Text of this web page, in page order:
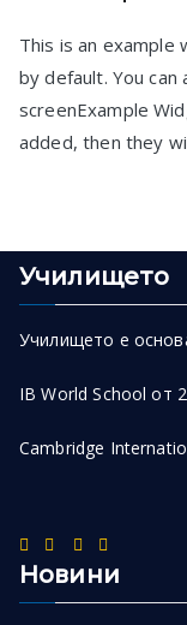
This is an example
by default. You
screenExample
added, then they
Училището
Училището е
IB World School от
Cambridge
Новини